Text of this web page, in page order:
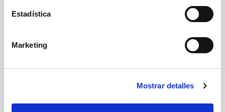
Estadística
Marketing
Mostrar detalles
Puede interesarte